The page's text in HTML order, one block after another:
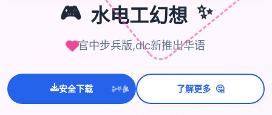
🎮 水电工幻想 ✨
官中步兵版,dlc新推出华语
安全下载 ✨⭐💫 了解更多 🤔